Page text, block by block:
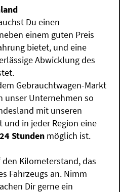
Du einen
einem guten Preis
bietet, und eine
Abwicklung des
Gebrauchtwagen-Markt
unser Unternehmen so
mit unseren
in jeder Region eine
Stunden möglich ist.
Kilometerstand, das
Fahrzeugs an. Nimm
Dir gerne ein